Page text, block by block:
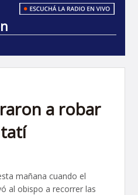
a robar
mañana cuando el
al obispo a recorrer las